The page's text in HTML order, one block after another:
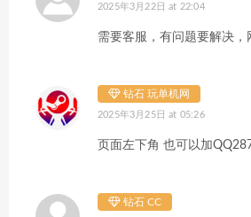
2025年3月22日 at 22:04
需要客服，有问题要解决，
钻石 玩单机网
2025年3月25日 at 05:26
页面左下角 也可以加
钻石 CC